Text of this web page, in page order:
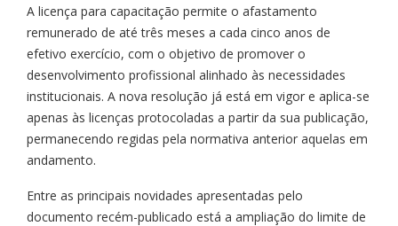
A licença para capacitação permite o afastamento
remunerado de até três meses a cada cinco anos de
efetivo exercício, com o objetivo de promover o
desenvolvimento profissional alinhado às necessidades
institucionais. A nova resolução já está em vigor e aplica-se
apenas às licenças protocoladas a partir da sua publicação,
permanecendo regidas pela normativa anterior aquelas em
andamento.
Entre as principais novidades apresentadas pelo
documento recém-publicado está a ampliação do limite de